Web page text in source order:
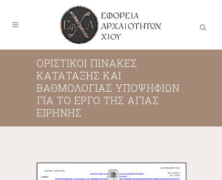
ΟΡΙΣΤΙΚΟΙ ΠΙΝΑΚΕΣ
ΚΑΤΑΤΑΞΗΣ ΚΑΙ
ΒΑΘΜΟΛΟΓΙΑΣ ΥΠΟΨΗΦΙΩΝ
ΓΙΑ ΤΟ ΕΡΓΟ ΤΗΣ ΑΓΙΑΣ
ΕΙΡΗΝΗΣ